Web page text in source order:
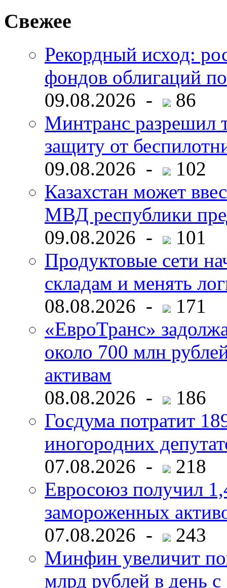
Свежее
Рекордный исход:
фондов облигаций
09.08.2026 -
86
Минтранс разрешил
защиту от
09.08.2026 -
102
Казахстан может
МВД республики
09.08.2026 -
101
Продуктовые сети
складам и менять
08.08.2026 -
171
«ЕвроТранс»
около 700 млн
активам
08.08.2026 -
186
Госдума потратит
иногородних
07.08.2026 -
218
Евросоюз получил
замороженных
07.08.2026 -
243
Минфин увеличит
млрд рублей в день с